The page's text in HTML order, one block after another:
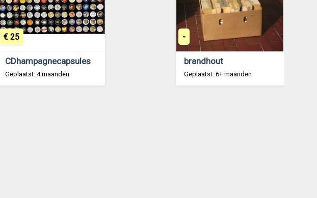
CDhampagnecapsules
Geplaatst: 4 maanden
€ 25
brandhout
Geplaatst: 6+ maanden
-